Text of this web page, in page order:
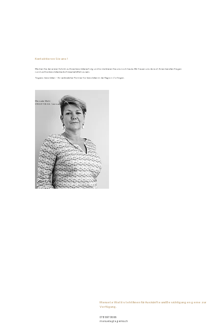
Kontaktieren Sie uns!
Machen Sie den ersten Schritt zu Ihrem Immobilienerfolg und kontaktieren Sie uns noch heute. Wir freuen uns darauf, Ihnen bei allen Fragen
rund um Ihre Immobilienbedürfnisse behilflich zu sein.
Tagemo Immobilien – Ihr verlässlicher Partner für Immobilien in der Region Zofingen.
Manuela Walti
078 697 06 66 /manuela@tagemo.ch
Manuela Walti steht Ihnen für Auskünfte und Besichtigungen gerne zur
Verfügung.
078 697 06 66
manuela@tagemo.ch